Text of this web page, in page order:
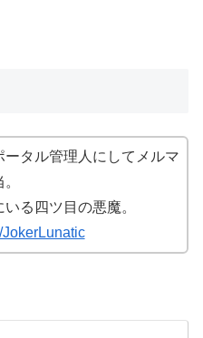
ータル管理人にしてメルマ
る四ツ目の悪魔。
JokerLunatic